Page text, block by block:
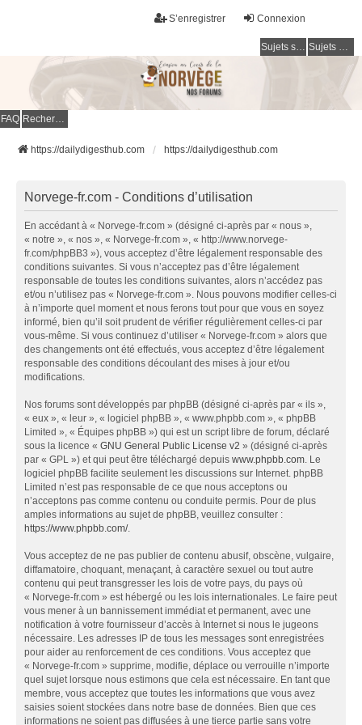
Connexion
S’enregistrer
Sujets sans réponse Sujets actifs
FAQ Rechercher
https://dailydigesthub.com https://dailydigesthub.com
Norvege-fr.com - Conditions d’utilisation
En accédant à « Norvege-fr.com » (désigné ci-après par « nous »,
« notre », « nos », « Norvege-fr.com », « http://www.norvege-
fr.com/phpBB3 »), vous acceptez d’être légalement responsable des
conditions suivantes. Si vous n’acceptez pas d’être légalement
responsable de toutes les conditions suivantes, alors n’accédez pas
et/ou n’utilisez pas « Norvege-fr.com ». Nous pouvons modifier celles-ci
à n’importe quel moment et nous ferons tout pour que vous en soyez
informé, bien qu’il soit prudent de vérifier régulièrement celles-ci par
vous-même. Si vous continuez d’utiliser « Norvege-fr.com » alors que
des changements ont été effectués, vous acceptez d’être légalement
responsable des conditions découlant des mises à jour et/ou
modifications.
Nos forums sont développés par phpBB (désigné ci-après par « ils »,
« eux », « leur », « logiciel phpBB », « www.phpbb.com », « phpBB
Limited », « Équipes phpBB ») qui est un script libre de forum, déclaré
sous la licence « GNU General Public License v2 » (désigné ci-après
par « GPL ») et qui peut être téléchargé depuis www.phpbb.com. Le
logiciel phpBB facilite seulement les discussions sur Internet. phpBB
Limited n’est pas responsable de ce que nous acceptons ou
n’acceptons pas comme contenu ou conduite permis. Pour de plus
amples informations au sujet de phpBB, veuillez consulter :
https://www.phpbb.com/.
Vous acceptez de ne pas publier de contenu abusif, obscène, vulgaire,
diffamatoire, choquant, menaçant, à caractère sexuel ou tout autre
contenu qui peut transgresser les lois de votre pays, du pays où
« Norvege-fr.com » est hébergé ou les lois internationales. Le faire peut
vous mener à un bannissement immédiat et permanent, avec une
notification à votre fournisseur d’accès à Internet si nous le jugeons
nécessaire. Les adresses IP de tous les messages sont enregistrées
pour aider au renforcement de ces conditions. Vous acceptez que
« Norvege-fr.com » supprime, modifie, déplace ou verrouille n’importe
quel sujet lorsque nous estimons que cela est nécessaire. En tant que
membre, vous acceptez que toutes les informations que vous avez
saisies soient stockées dans notre base de données. Bien que ces
informations ne soient pas diffusées à une tierce partie sans votre